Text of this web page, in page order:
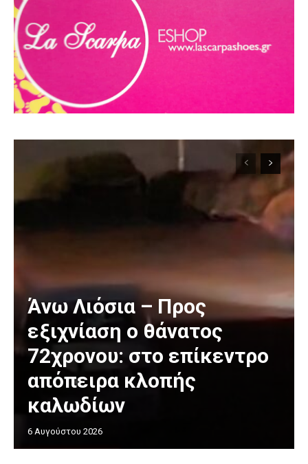
Άνω Λιόσια – Προς
εξιχνίαση ο θάνατος
72χρονου: στο επίκεντρο
απόπειρα κλοπής
καλωδίων
6 Αυγούστου 2026